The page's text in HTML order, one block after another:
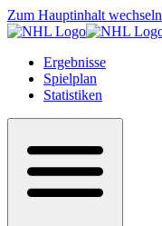
Zum Hauptinhalt wechseln
Ergebnisse
Spielplan
Statistiken